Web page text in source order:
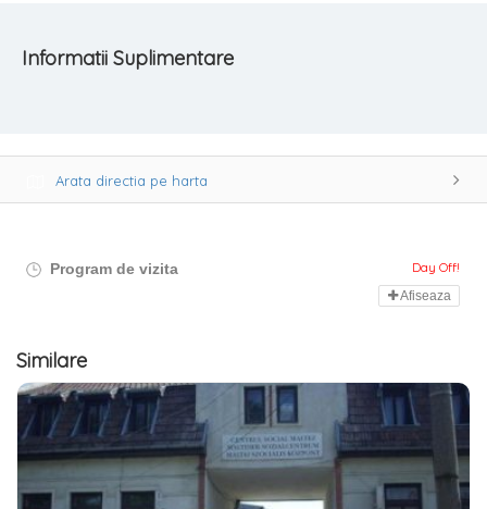
Informatii Suplimentare
Arata directia pe harta
Program de vizita Day Off!
Afiseaza
Similare